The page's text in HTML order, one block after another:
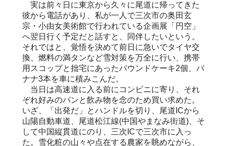
実は前々日に東京から久々に尾道に帰ってきた
彼から電話があり、私が一人で三次市の奥田玄
宗・小由女美術館で行われている企画展「円空」
へ翌日行く予定だと話すと、同伴したいという。
それではと、覚悟を決めて前日に急いでタイヤ交
換、燃料の満タンなど雪対策を万全に行い、携帯
用スコップと拙宅にあったパウンドケーキ2個、バ
ナナ3本を車に積みこんだ。
当日は高速道に入る前にコンビニに寄り、それ
ぞれ好みのパンと飲み物を念のため買い求めた。
いざ、「出発だ」とハンドルを切り、尾道ICから
山陽自動車道、尾道松江線(中国やまなみ街道)、そ
して中国縦貫道にのり、三次ICで三次市に入っ
た。雪化粧の山々や点在する農家を眺めながら、